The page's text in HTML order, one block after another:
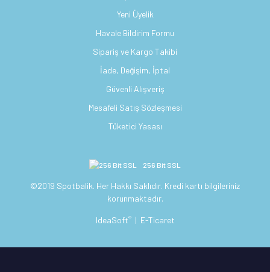
Yeni Üyelik
Havale Bildirim Formu
Sipariş ve Kargo Takibi
İade, Değişim, İptal
Güvenli Alışveriş
Mesafeli Satış Sözleşmesi
Tüketici Yasası
256 Bit SSL
©2019 Spotbalik. Her Hakkı Saklıdır. Kredi kartı bilgileriniz
korunmaktadır.
IdeaSoft® | E-Ticaret